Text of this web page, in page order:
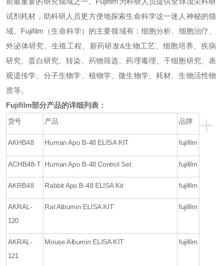
试剂耗材，助科研人员更方便地探索生命科学这一迷人神秘的领
域。Fujifilm（生命科学）的主要领域有：细胞分析、细胞治疗、
外泌体研究、生殖工程、新药研发&生物工艺、细胞培养、疾病
研究、蛋白研究、转染、药物筛选、药理毒理、干细胞研究、表
观遗传学、分子生物学、植物学、微生物学、耗材、生物活性物
质等。
Fujifilm部分产品的详细列表：
+
货号 产品 品牌
AKHB48 Human Apo B-48 ELISA KIT fujifilm
ACHB48-T Human Apo B-48 Control Set fujifilm
AKRB48 Rabbit Apo B-48 ELISA Kit fujifilm
AKRAL-
120
Rat Albumin ELISA KIT fujifilm
AKRAL-
121
Mouse Albumin ELISA KIT fujifilm